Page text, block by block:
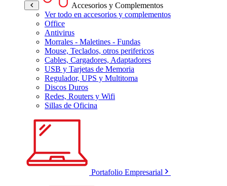
Accesorios y Complementos
Ver todo en accesorios y complementos
Office
Antivirus
Morrales - Maletines - Fundas
Mouse, Teclados, otros perifericos
Cables, Cargadores, Adaptadores
USB y Tarjetas de Memoria
Regulador, UPS y Multitoma
Discos Duros
Redes, Routers y Wifi
Sillas de Oficina
Portafolio Empresarial